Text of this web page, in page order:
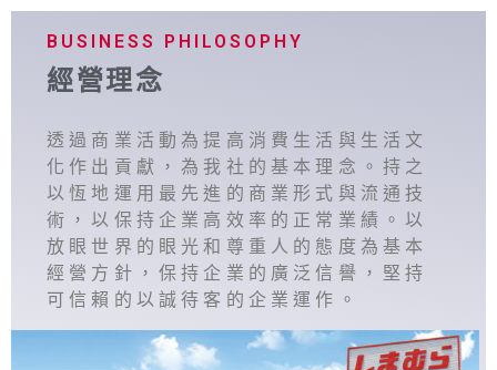
BUSINESS PHILOSOPHY
經營理念
透過商業活動為提高消費生活與生活文
化作出貢獻，為我社的基本理念。持之
以恆地運用最先進的商業形式與流通技
術，以保持企業高效率的正常業績。以
放眼世界的眼光和尊重人的態度為基本
經營方針，保持企業的廣泛信譽，堅持
可信賴的以誠待客的企業運作。